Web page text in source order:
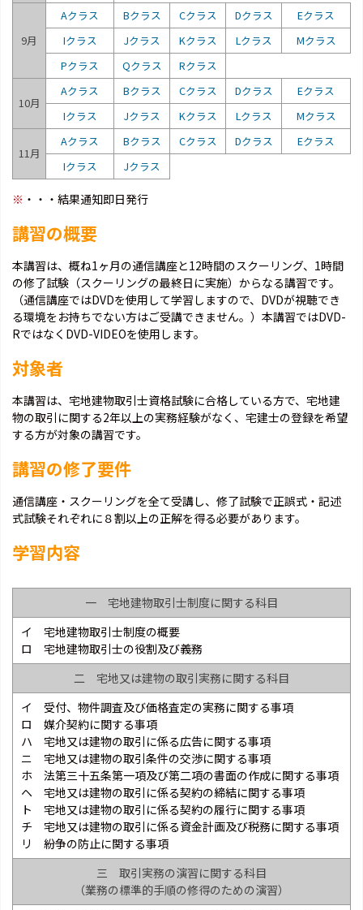
9月
Aクラス Bクラス Cクラス Dクラス
Eクラス
Iクラス
Jクラス Kクラス Lクラス
Mクラス
Pクラス
Qクラス Rクラス
10月
Aクラス Bクラス Cクラス Dクラス
Eクラス
Iクラス
Jクラス Kクラス Lクラス Mクラス
11月
Aクラス Bクラス Cクラス Dクラス
Eクラス
Iクラス
Jクラス
※ ・・・結果通知即日発行
講習の概要
本講習は、概ね1ヶ月の通信講座と12時間のスクーリング、1時間
の修了試験（スクーリングの最終日に実施）からなる講習です。
（通信講座ではDVDを使用して学習しますので、DVDが視聴でき
る環境をお持ちでない方はご受講できません。）本講習ではDVD-
RではなくDVD-VIDEOを使用します。
対象者
本講習は、宅地建物取引士資格試験に合格している方で、宅地建
物の取引に関する2年以上の実務経験がなく、宅建士の登録を希望
する方が対象の講習です。
講習の修了要件
通信講座・スクーリングを全て受講し、修了試験で正誤式・記述
式試験それぞれに８割以上の正解を得る必要があります。
学習内容
一 宅地建物取引士制度に関する科目
イ 宅地建物取引士制度の概要
ロ 宅地建物取引士の役割及び義務
二 宅地又は建物の取引実務に関する科目
イ 受付、物件調査及び価格査定の実務に関する事項
ロ 媒介契約に関する事項
ハ 宅地又は建物の取引に係る広告に関する事項
ニ 宅地又は建物の取引条件の交渉に関する事項
ホ 法第三十五条第一項及び第二項の書面の作成に関する事項
ヘ 宅地又は建物の取引に係る契約の締結に関する事項
ト 宅地又は建物の取引に係る契約の履行に関する事項
チ 宅地又は建物の取引に係る資金計画及び税務に関する事項
リ 紛争の防止に関する事項
三 取引実務の演習に関する科目
（業務の標準的手順の修得のための演習）